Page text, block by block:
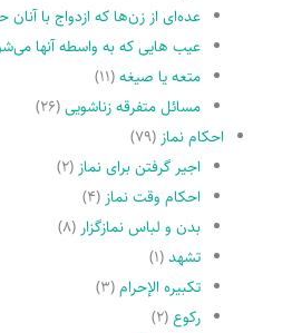
عده‌اى از زن‌ها که ازدواج با
عیب هایى که به واسطه آنها
متعه یا صیغه(۱۱)
مسائل متفرقه زناشویى(۲۶)
احکام نماز (۷۹)
اجیر گرفتن براى نماز (۲)
احکام وقت نماز (۴)
بدن و لباس نمازگزار (۸)
تشهد(۱)
تکبیره الإحرام(۳)
رکوع(۲)